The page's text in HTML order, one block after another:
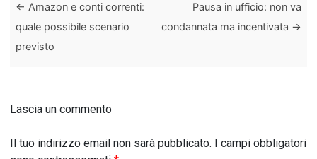
← Amazon e conti correnti:
quale possibile scenario
previsto
Pausa in ufficio: non va
condannata ma incentivata →
Lascia un commento
Il tuo indirizzo email non sarà pubblicato. I campi obbligatori